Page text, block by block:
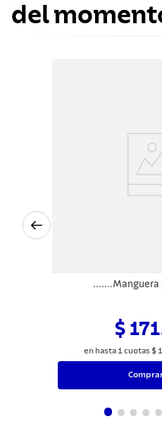
del
.......Manguera
$
en hasta 1 cuotas $